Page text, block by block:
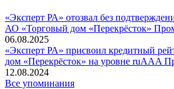
«Эксперт РА» отозвал без
АО «Торговый дом «Перекрёсток»
06.08.2025
«Эксперт РА» присвоил кредитный
дом «Перекрёсток» на уровне ruAАA
12.08.2024
Все упоминания